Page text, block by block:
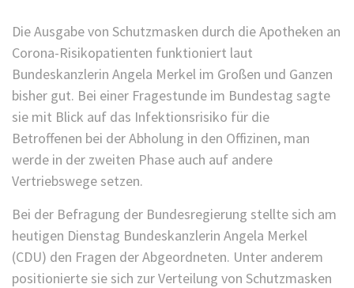
Die Ausgabe von Schutzmasken durch die Apotheken an
Corona-Risikopatienten funktioniert laut
Bundeskanzlerin Angela Merkel im Großen und Ganzen
bisher gut. Bei einer Fragestunde im Bundestag sagte
sie mit Blick auf das Infektionsrisiko für die
Betroffenen bei der Abholung in den Offizinen, man
werde in der zweiten Phase auch auf andere
Vertriebswege setzen.
Bei der Befragung der Bundesregierung stellte sich am
heutigen Dienstag Bundeskanzlerin Angela Merkel
(CDU) den Fragen der Abgeordneten. Unter anderem
positionierte sie sich zur Verteilung von Schutzmasken